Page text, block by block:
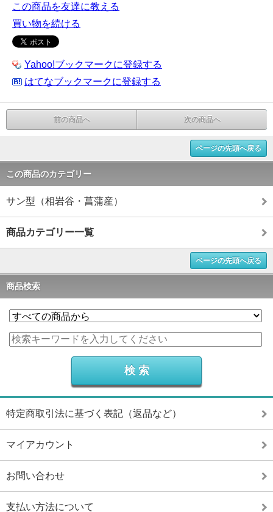
この商品を友達に教える
買い物を続ける
Yahoo!ブックマークに登録する
はてなブックマークに登録する
前の商品へ 次の商品へ
ページの先頭へ戻る
この商品のカテゴリー
サン型（相岩谷・菖蒲産）
商品カテゴリー一覧
ページの先頭へ戻る
商品検索
特定商取引法に基づく表記（返品など）
マイアカウント
お問い合わせ
支払い方法について